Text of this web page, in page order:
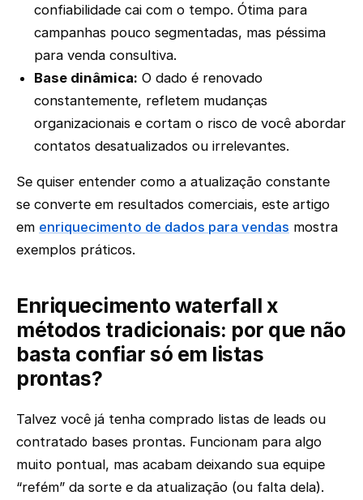
confiabilidade cai com o tempo. Ótima para
campanhas pouco segmentadas, mas péssima
para venda consultiva.
Base dinâmica: O dado é renovado
constantemente, refletem mudanças
organizacionais e cortam o risco de você abordar
contatos desatualizados ou irrelevantes.
Se quiser entender como a atualização constante
se converte em resultados comerciais, este artigo
em enriquecimento de dados para vendas mostra
exemplos práticos.
Enriquecimento waterfall x
métodos tradicionais: por que não
basta confiar só em listas
prontas?
Talvez você já tenha comprado listas de leads ou
contratado bases prontas. Funcionam para algo
muito pontual, mas acabam deixando sua equipe
“refém” da sorte e da atualização (ou falta dela).